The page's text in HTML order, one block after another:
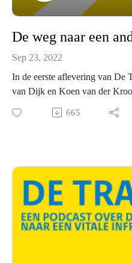
Sep 23, 2022
In de eerste aflevering van De
van Dijk en Koen van der
houding en gedrag bij project
2-fasenaanpak zorgde voor
665